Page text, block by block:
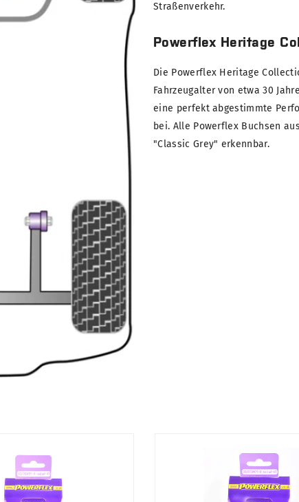
Straßenverkehr.
Powerflex Heritage
Die Powerflex Heritage
Fahrzeugalter von etwa 30
eine perfekt abgestimmte
bei. Alle Powerflex Buchsen
"Classic Grey" erkennbar.